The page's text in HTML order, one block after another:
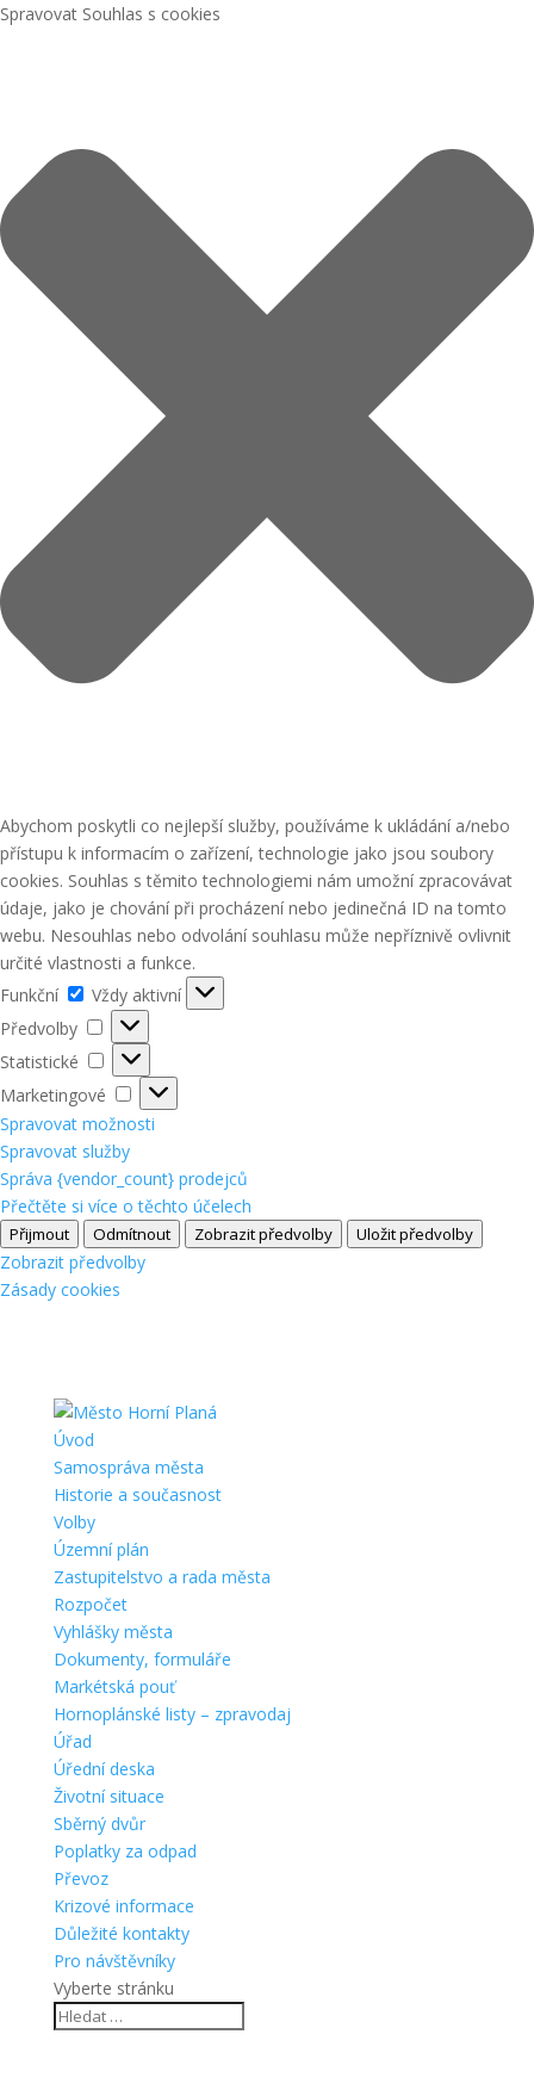
Spravovat Souhlas s cookies
Abychom poskytli co nejlepší služby, používáme k ukládání a/nebo
přístupu k informacím o zařízení, technologie jako jsou soubory
cookies. Souhlas s těmito technologiemi nám umožní zpracovávat
údaje, jako je chování při procházení nebo jedinečná ID na tomto
webu. Nesouhlas nebo odvolání souhlasu může nepříznivě ovlivnit
určité vlastnosti a funkce.
Funkční
Funkční
Vždy aktivní
Předvolby
Předvolby
Statistické
Statistické
Marketingové
Marketingové
Spravovat možnosti
Spravovat služby
Správa {vendor_count} prodejců
Přečtěte si více o těchto účelech
Přijmout Odmítnout Zobrazit předvolby Uložit předvolby
Zobrazit předvolby
Zásady cookies
Úvod
Samospráva města
Historie a současnost
Volby
Územní plán
Zastupitelstvo a rada města
Rozpočet
Vyhlášky města
Dokumenty, formuláře
Markétská pouť
Hornoplánské listy – zpravodaj
Úřad
Úřední deska
Životní situace
Sběrný dvůr
Poplatky za odpad
Převoz
Krizové informace
Důležité kontakty
Pro návštěvníky
Vyberte stránku